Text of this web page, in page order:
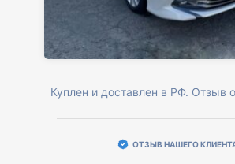
Куплен и доставлен в РФ. Отзыв
ОТЗЫВ НАШЕГО